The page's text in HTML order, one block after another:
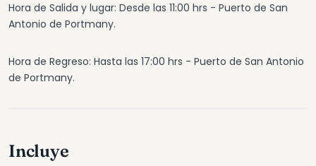
Hora de Salida y lugar: Desde las 11:00 hrs - Puerto de San
Antonio de Portmany.
Hora de Regreso: Hasta las 17:00 hrs - Puerto de San Antonio
de Portmany.
Incluye